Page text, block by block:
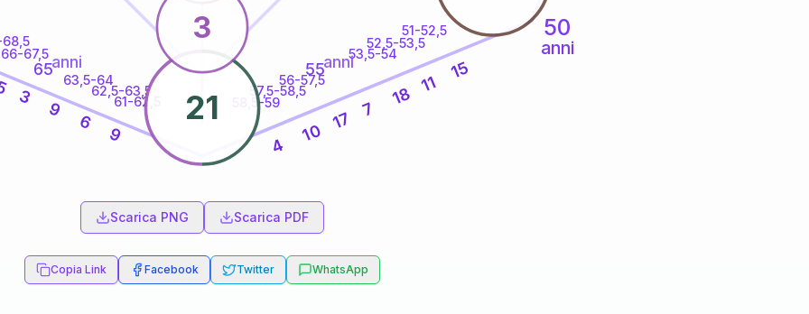
50
anni
anni
51-52,5
52,5-53,5
53,5-54
56-57,5
57,5-58,5
58,5-59
61-62,5
62,5-63,5
63,5-64
66-67,5
68,5
15
11
18
7
17
10
4
9
6
9
3 21
3
55anni
65anni
Scarica PNG Scarica PDF
Copia Link Facebook Twitter WhatsApp